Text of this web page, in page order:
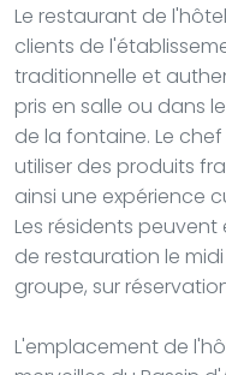
Le restaurant de
clients de
traditionnelle et
pris en salle ou dans
de la fontaine. Le
utiliser des produits
ainsi une expérience
Les résidents
de restauration le
groupe, sur
L'emplacement de